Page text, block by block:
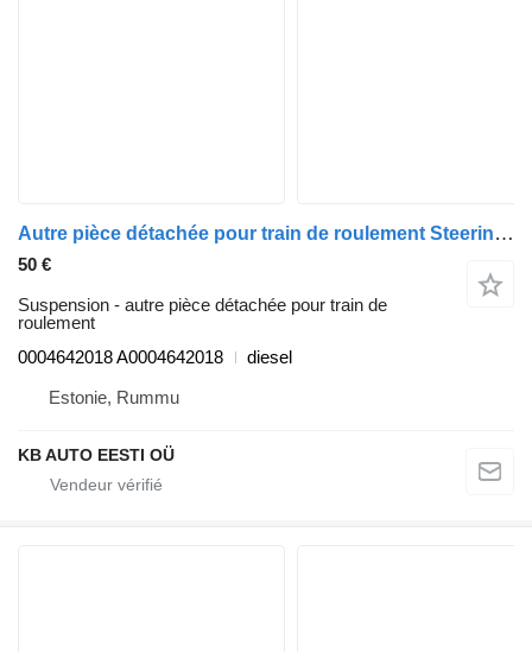
Autre pièce détachée pour train de roulement Steering Wheel Clock Spring Actros MP4 (01.12-) 0004642018 pour camion Mercedes-Benz Actros MP4 Antos Arocs (2012-)
50 €
Suspension - autre pièce détachée pour train de
roulement
0004642018 A0004642018
diesel
Estonie, Rummu
KB AUTO EESTI OÜ